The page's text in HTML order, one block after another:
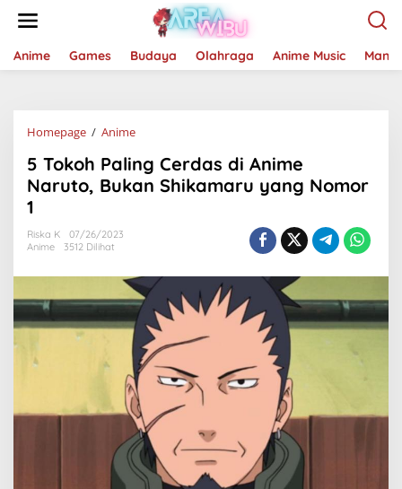
Anime Games Budaya Olahraga Anime Music
Homepage / Anime5
Paling
Cerdas
di
yang
Nomor
1
5 Tokoh Paling Cerdas di Anime
Naruto, Bukan Shikamaru yang Nomor
1
Riska K
07/26/2023
Anime
3512 Dilihat